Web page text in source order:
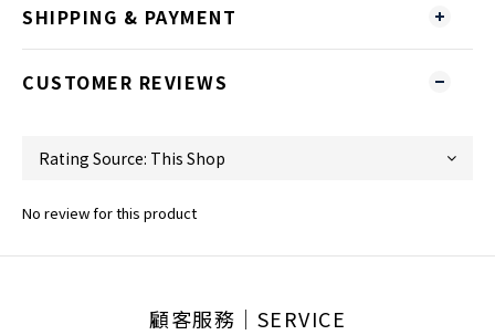
SHIPPING & PAYMENT
CUSTOMER REVIEWS
No review for this product
顧客服務│SERVICE